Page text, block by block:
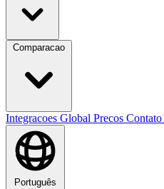
Comparacao
Integracoes Global Precos Contato
Português